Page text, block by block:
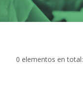
0 elementos en total: